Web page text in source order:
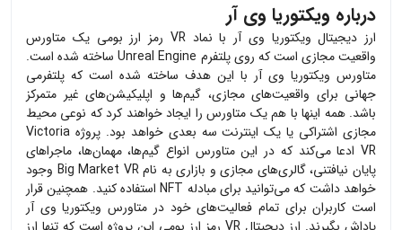
درباره ویکتوریا وی آر
ارز دیجیتال ویکتوریا وی آر با نماد VR رمز ارز بومی یک متاورس
واقعیت مجازی است که روی پلتفرم Unreal Engine ساخته شده است.
متاورس ویکتوریا وی آر با این هدف ساخته شده است که پلتفرمی
جهانی برای واقعیت‌های مجازی، گیم‌ها و اپلیکیشن‌های غیر متمرکز
باشد. همه اینها با هم یک متاورس را ایجاد خواهند کرد که نوعی محیط
مجازی اشتراکی یا یک اینترنت سه بعدی خواهد بود. پروژه Victoria
VR ادعا می‌کند که در این متاورس انواع گیم‌ها، مهمان‌ها، ماجراهای
پایان نیافتنی، گالری‌های مجازی و بازاری به نام Big Market VR وجود
خواهد داشت که می‌توانید برای مبادله NFT استفاده کنید. همچنین قرار
است کاربران برای تمام فعالیت‌های خود در متاورس ویکتوریا وی آر